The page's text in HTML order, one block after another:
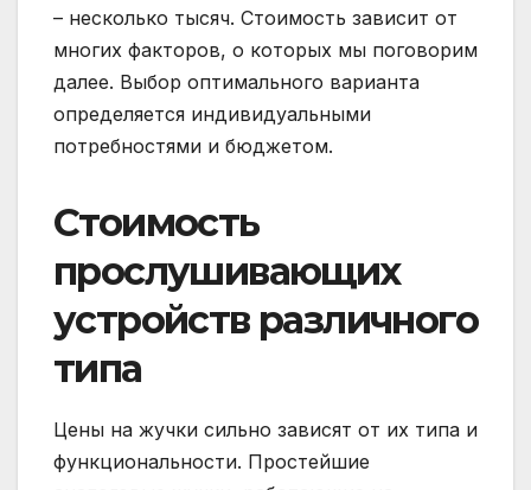
– несколько тысяч. Стоимость зависит от
многих факторов, о которых мы поговорим
далее. Выбор оптимального варианта
определяется индивидуальными
потребностями и бюджетом.
Стоимость
прослушивающих
устройств различного
типа
Цены на жучки сильно зависят от их типа и
функциональности. Простейшие